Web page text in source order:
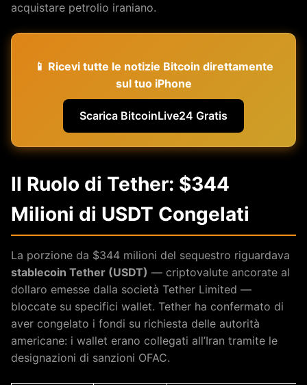
acquistare petrolio iraniano.
📱 Ricevi tutte le notizie Bitcoin direttamente
sul tuo iPhone
Scarica BitcoinLive24 Gratis
Il Ruolo di Tether: $344
Milioni di USDT Congelati
La porzione da $344 milioni del sequestro riguardava
stablecoin Tether (USDT) — criptovalute ancorate al
dollaro emesse dalla società Tether Limited —
bloccate su specifici wallet. Tether ha confermato di
aver congelato i fondi su richiesta delle autorità
americane: i wallet erano collegati all’Iran tramite le
designazioni di sanzioni OFAC.